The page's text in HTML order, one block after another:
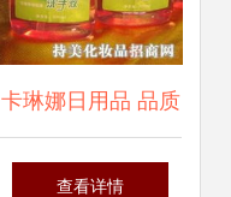
卡琳娜日用品 品质
生活的优选，最新
查看详情